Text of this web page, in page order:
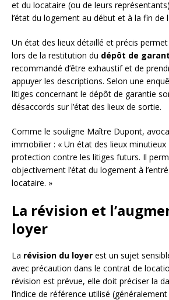
et du locataire (ou de leurs
l’état du logement au début et à la fin de
Un état des lieux détaillé et précis permet
lors de la restitution du dépôt de
recommandé d’être exhaustif et de
appuyer les descriptions. Selon une
litiges concernant le dépôt de garantie
désaccords sur l’état des lieux de sortie.
Comme le souligne Maître Dupont,
immobilier : « Un état des lieux minutieux
protection contre les litiges futurs. Il
objectivement l’état du logement à
locataire. »
La révision et
loyer
La révision du loyer est un sujet
avec précaution dans le contrat de
révision est prévue, elle doit préciser la
l’indice de référence utilisé (généralement